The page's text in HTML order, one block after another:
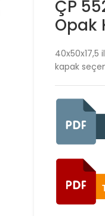
ÇP
Opak
40x50x17,5
kapak